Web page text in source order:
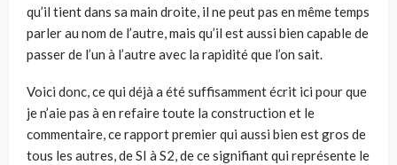
qu’il tient dans sa main droite, il ne peut pas en même temps
parler au nom de l’autre, mais qu’il est aussi bien capable de
passer de l’un à l’autre avec la rapidité que l’on sait.
Voici donc, ce qui déjà a été suffisamment écrit ici pour que
je n’aie pas à en refaire toute la construction et le
commentaire, ce rapport premier qui aussi bien est gros de
tous les autres, de SI à S2, de ce signifiant qui représente le